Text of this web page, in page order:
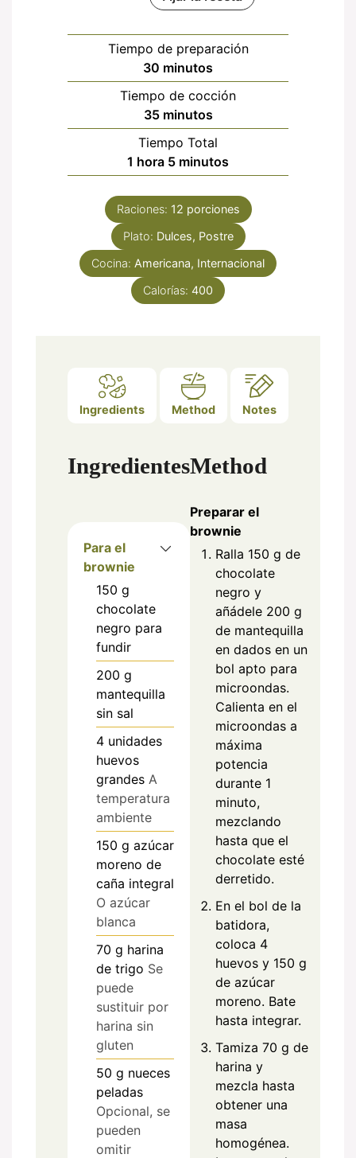
Tiempo de preparación
30 minutos
minutos
Tiempo de cocción
35minutos
minutos
Tiempo Total
1 hora
hora 5minutos
minutos
Raciones: 12 porciones
Plato: Dulces, Postre
Cocina: Americana, Internacional
Calorías: 400
Ingredients Method Notes
Ingredientes
Para el
brownie
150 g
chocolate
negro para
fundir
200 g
mantequilla
sin sal
4 unidades
huevos
grandes A
temperatura
ambiente
150 g azúcar
moreno de
caña integral
O azúcar
blanca
70 g harina
de trigo Se
puede
sustituir por
harina sin
gluten
50 g nueces
peladas
Opcional, se
pueden
omitir
Method
Preparar el
brownie
Ralla 150 g de
chocolate
negro y
añádele 200 g
de mantequilla
en dados en un
bol apto para
microondas.
Calienta en el
microondas a
máxima
potencia
durante 1
minuto,
mezclando
hasta que el
chocolate esté
derretido.
En el bol de la
batidora,
coloca 4
huevos y 150 g
de azúcar
moreno. Bate
hasta integrar.
Tamiza 70 g de
harina y
mezcla hasta
obtener una
masa
homogénea.